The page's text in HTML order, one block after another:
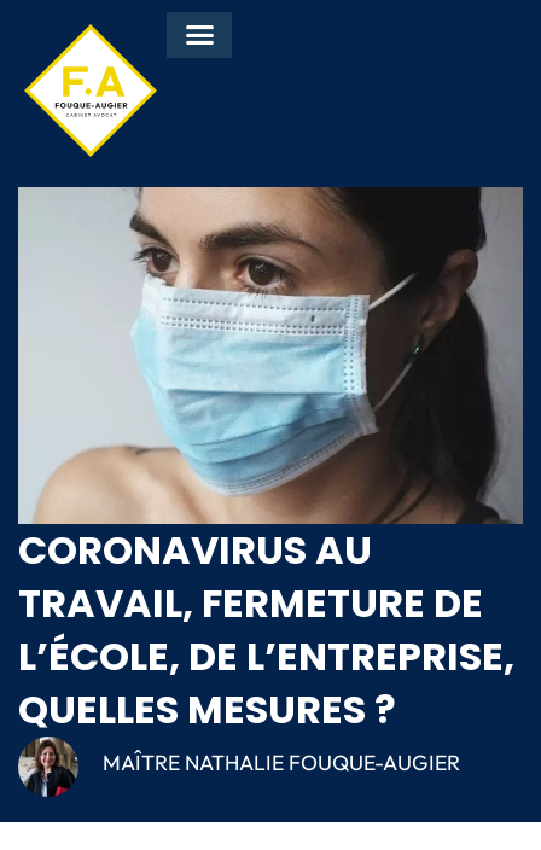
CORONAVIRUS AU
TRAVAIL, FERMETURE DE
L’ÉCOLE, DE L’ENTREPRISE,
QUELLES MESURES ?
MAÎTRE NATHALIE FOUQUE-AUGIER